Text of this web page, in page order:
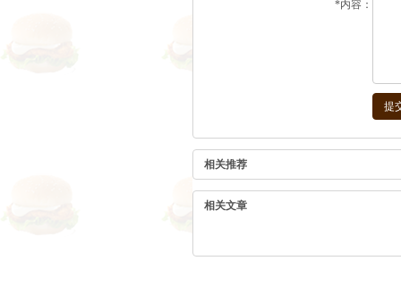
*内容：
相关推荐
相关文章